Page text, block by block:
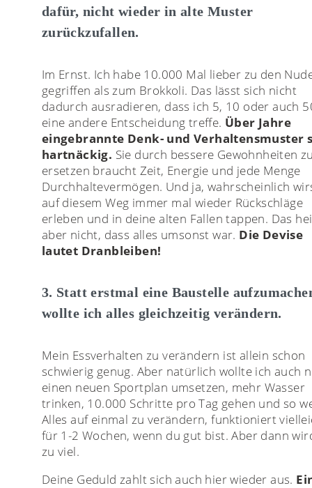
dafür, nicht wieder in alte Muster
zurückzufallen.
Im Ernst. Ich habe 10.000 Mal lieber zu den
gegriffen als zum Brokkoli. Das lässt sich nicht
dadurch ausradieren, dass ich 5, 10 oder auch
eine andere Entscheidung treffe. Über Jahre
eingebrannte Denk- und Verhaltensmuster
hartnäckig. Sie durch bessere Gewohnheiten
ersetzen braucht Zeit, Energie und jede Menge
Durchhaltevermögen. Und ja, wahrscheinlich
auf diesem Weg immer mal wieder Rückschläge
erleben und in deine alten Fallen tappen. Das
aber nicht, dass alles umsonst war. Die Devise
lautet Dranbleiben!
3. Statt erstmal eine Baustelle
wollte ich alles gleichzeitig verändern.
Mein Essverhalten zu verändern ist allein schon
schwierig genug. Aber natürlich wollte ich auch
einen neuen Sportplan umsetzen, mehr Wasser
trinken, 10.000 Schritte pro Tag gehen und so
Alles auf einmal zu verändern, funktioniert
für 1-2 Wochen, wenn du gut bist. Aber dann
zu viel.
Deine Geduld zahlt sich auch hier wieder aus.